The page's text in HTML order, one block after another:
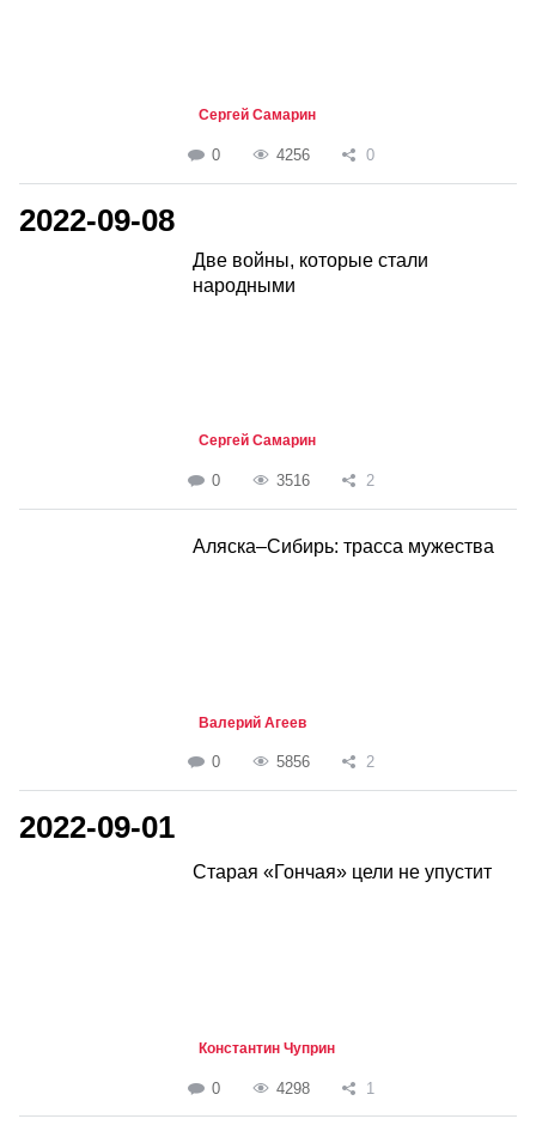
Сергей Самарин
0 4256 0
2022-09-08
Две войны, которые стали
народными
Сергей Самарин
0 3516 2
Аляска–Сибирь: трасса мужества
Валерий Агеев
0 5856 2
2022-09-01
Старая «Гончая» цели не упустит
Константин Чуприн
0 4298 1